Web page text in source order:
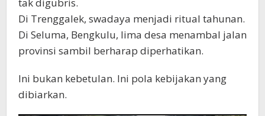
Di Trenggalek, swadaya menjadi ritual tahunan.
Di Seluma, Bengkulu, lima desa menambal jalan
provinsi sambil berharap diperhatikan.
Ini bukan kebetulan. Ini pola kebijakan yang
dibiarkan.